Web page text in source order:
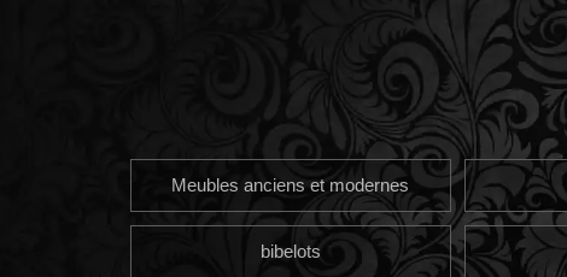
Meubles anciens et modernes
bibelots